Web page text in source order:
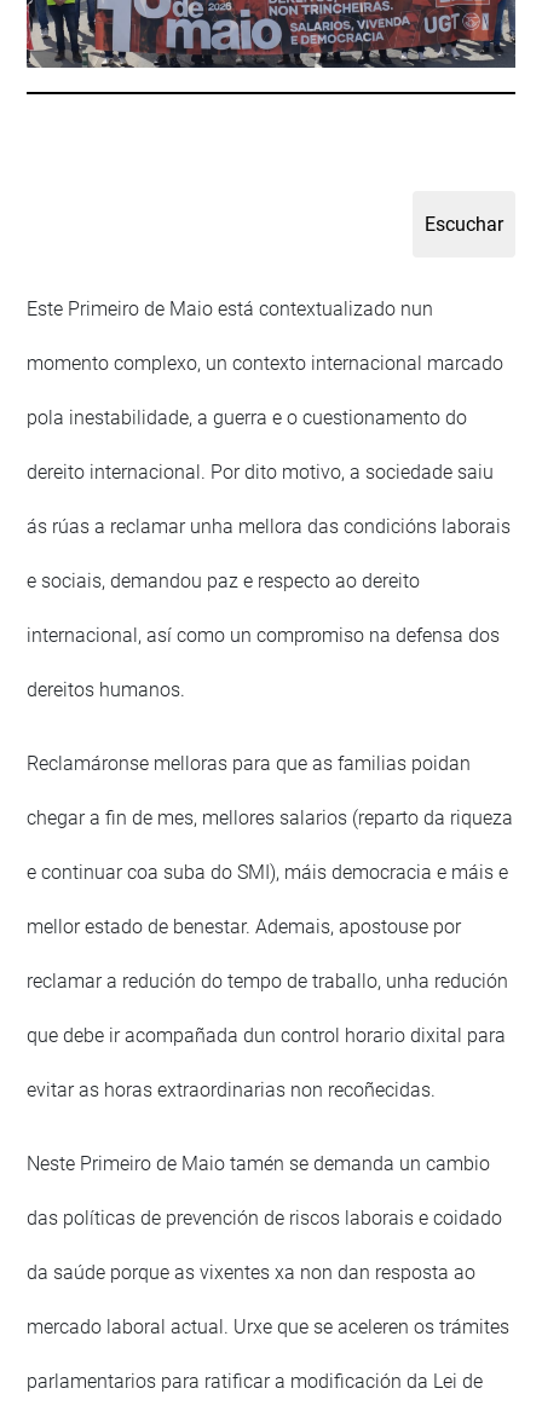
Este Primeiro de Maio está contextualizado nun
momento complexo, un contexto internacional marcado
pola inestabilidade, a guerra e o cuestionamento do
dereito internacional. Por dito motivo, a sociedade saiu
ás rúas a reclamar unha mellora das condicións laborais
e sociais, demandou paz e respecto ao dereito
internacional, así como un compromiso na defensa dos
dereitos humanos.
Reclamáronse melloras para que as familias poidan
chegar a fin de mes, mellores salarios (reparto da riqueza
e continuar coa suba do SMI), máis democracia e máis e
mellor estado de benestar. Ademais, apostouse por
reclamar a redución do tempo de traballo, unha redución
que debe ir acompañada dun control horario dixital para
evitar as horas extraordinarias non recoñecidas.
Neste Primeiro de Maio tamén se demanda un cambio
das políticas de prevención de riscos laborais e coidado
da saúde porque as vixentes xa non dan resposta ao
mercado laboral actual. Urxe que se aceleren os trámites
parlamentarios para ratificar a modificación da Lei de